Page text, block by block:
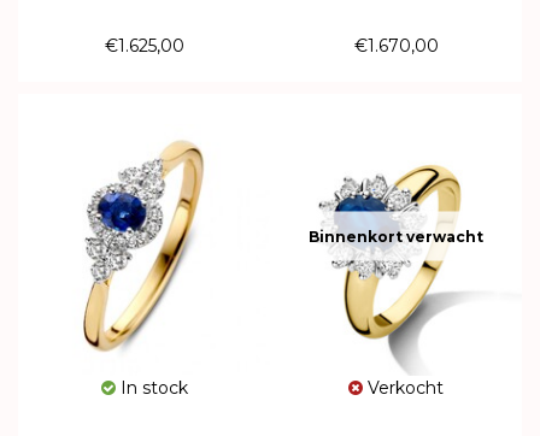
€1.625,00 €1.670,00
In stock
Binnenkort verwacht
Verkocht